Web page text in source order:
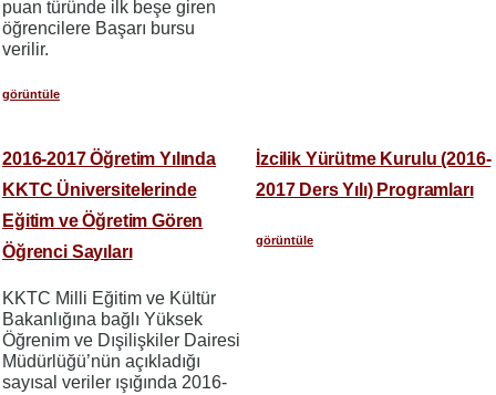
puan türünde ilk beşe giren
öğrencilere Başarı bursu
verilir.
görüntüle
2016-2017 Öğretim Yılında
KKTC Üniversitelerinde
Eğitim ve Öğretim Gören
Öğrenci Sayıları
KKTC Milli Eğitim ve Kültür
Bakanlığına bağlı Yüksek
Öğrenim ve Dışilişkiler Dairesi
Müdürlüğü’nün açıkladığı
sayısal veriler ışığında 2016-
İzcilik Yürütme Kurulu (2016-
2017 Ders Yılı) Programları
görüntüle